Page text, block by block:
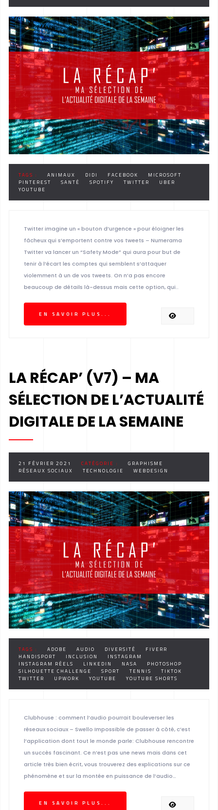
TAGS : ANIMAUX DIDI FACEBOOK
MICROSOFT
PINTEREST
SANTÉ SPOTIFY TWITTER
UBER
YOUTUBE
Twitter imagine un « bouton d’urgence » pour éloigner les
fâcheux qui s’emportent contre vos tweets – Numerama
Twitter va lancer un “Safety Mode” qui aura pour but de
tenir à l’écart les comptes qui semblent s’attaquer
violemment à un de vos tweets. On n’a pas encore
beaucoup de détails là-dessus mais cette option, qui..
EN SAVOIR PLUS...
LA RÉCAP’ (V7) – MA
SÉLECTION DE L’ACTUALITÉ
DIGITALE DE LA SEMAINE
21 FÉVRIER 2021 CATÉGORIE :
GRAPHISME
RÉSEAUX SOCIAUX
TECHNOLOGIE WEBDESIGN
TAGS : ADOBE AUDIO DIVERSITÉ
FIVERR
HANDISPORT
INCLUSION
INSTAGRAM
INSTAGRAM RÉELS
LINKEDIN NASA
PHOTOSHOP
SILHOUETTE CHALLENGE
SPORT TENNIS
TIKTOK
TWITTER
UPWORK YOUTUBE YOUTUBE SHORTS
Clubhouse : comment l’audio pourrait bouleverser les
réseaux sociaux – Swello Impossible de passer à côté, c’est
l’application dont tout le monde parle: Clubhouse rencontre
un succès fascinant. Ce n’est pas une news mais dans cet
article très bien écrit, vous trouverez des explications sur ce
phénomène et sur la montée en puissance de l’audio…
EN SAVOIR PLUS...